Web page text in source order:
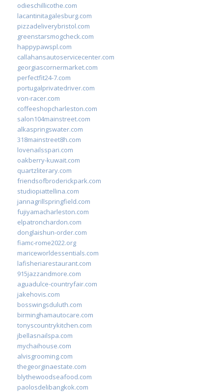
odieschillicothe.com
lacantinitagalesburg.com
pizzadeliverybristol.com
greenstarsmogcheck.com
happypawspl.com
callahansautoservicecenter.com
georgiascornermarket.com
perfectfit24-7.com
portugalprivatedriver.com
von-racer.com
coffeeshopcharleston.com
salon104mainstreet.com
alkaspringswater.com
318mainstreet8h.com
lovenailsspari.com
oakberry-kuwait.com
quartzliterary.com
friendsofbroderickpark.com
studiopiattellina.com
jannagrillspringfield.com
fujiyamacharleston.com
elpatronchardon.com
donglaishun-order.com
fiamc-rome2022.org
mariceworldessentials.com
lafisheriarestaurant.com
915jazzandmore.com
aguadulce-countryfair.com
jakehovis.com
bosswingsduluth.com
birminghamautocare.com
tonyscountrykitchen.com
jbellasnailspa.com
mychaihouse.com
alvisgrooming.com
thegeorginaestate.com
blythewoodseafood.com
paolosdelibangkok.com